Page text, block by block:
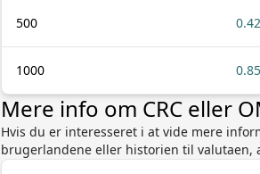
500 0.42
1000 0.85
Mere info om CRC eller
Hvis du er interesseret i at vide mere
brugerlandene eller historien til valutaen,